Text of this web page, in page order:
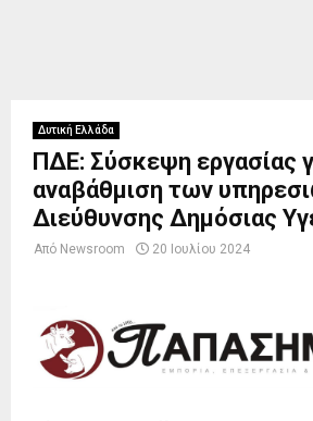
Δυτική Ελλάδα
ΠΔΕ: Σύσκεψη εργασίας
αναβάθμιση των
Διεύθυνσης Δημόσιας
Από Newsroom 20 Ιουλίου 2024